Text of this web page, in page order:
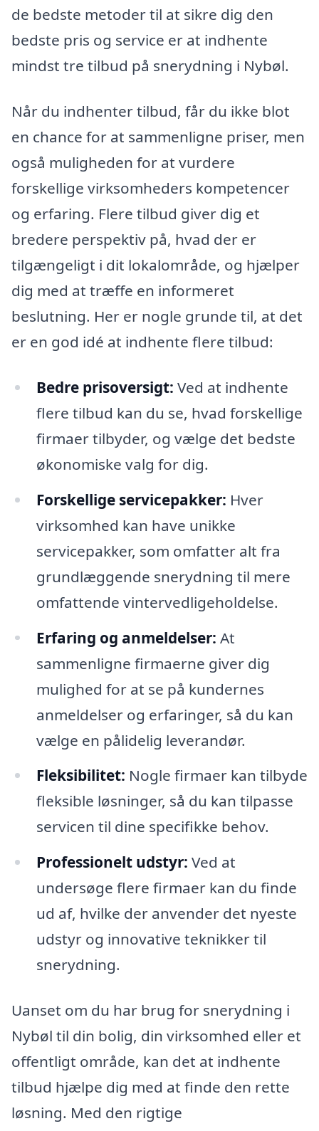
de bedste metoder til at sikre dig den
bedste pris og service er at indhente
mindst tre tilbud på snerydning i Nybøl.
Når du indhenter tilbud, får du ikke blot
en chance for at sammenligne priser, men
også muligheden for at vurdere
forskellige virksomheders kompetencer
og erfaring. Flere tilbud giver dig et
bredere perspektiv på, hvad der er
tilgængeligt i dit lokalområde, og hjælper
dig med at træffe en informeret
beslutning. Her er nogle grunde til, at det
er en god idé at indhente flere tilbud:
Bedre prisoversigt: Ved at indhente
flere tilbud kan du se, hvad forskellige
firmaer tilbyder, og vælge det bedste
økonomiske valg for dig.
Forskellige servicepakker: Hver
virksomhed kan have unikke
servicepakker, som omfatter alt fra
grundlæggende snerydning til mere
omfattende vintervedligeholdelse.
Erfaring og anmeldelser: At
sammenligne firmaerne giver dig
mulighed for at se på kundernes
anmeldelser og erfaringer, så du kan
vælge en pålidelig leverandør.
Fleksibilitet: Nogle firmaer kan tilbyde
fleksible løsninger, så du kan tilpasse
servicen til dine specifikke behov.
Professionelt udstyr: Ved at
undersøge flere firmaer kan du finde
ud af, hvilke der anvender det nyeste
udstyr og innovative teknikker til
snerydning.
Uanset om du har brug for snerydning i
Nybøl til din bolig, din virksomhed eller et
offentligt område, kan det at indhente
tilbud hjælpe dig med at finde den rette
løsning. Med den rigtige